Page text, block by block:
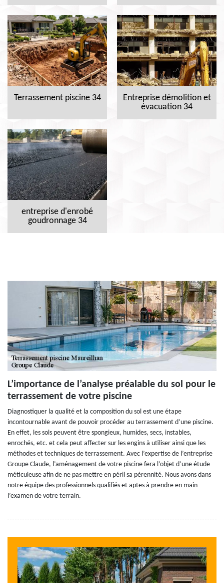
Terrassement piscine 34
Entreprise démolition et
évacuation 34
entreprise d'enrobé
goudronnage 34
L’importance de l’analyse préalable du sol pour le
terrassement de votre piscine
Diagnostiquer la qualité et la composition du sol est une étape
incontournable avant de pouvoir procéder au terrassement d’une piscine.
En effet, les sols peuvent être spongieux, humides, secs, instables,
enrochés, etc. et cela peut affecter sur les engins à utiliser ainsi que les
méthodes et techniques de terrassement. Avec l’expertise de l’entreprise
Groupe Claude, l’aménagement de votre piscine fera l’objet d’une étude
méticuleuse afin de ne pas mettre en péril sa pérennité. Nous avons dans
notre équipe des professionnels qualifiés et aptes à prendre en main
l’examen de votre terrain.